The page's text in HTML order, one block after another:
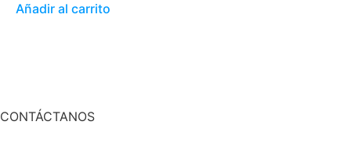
Añadir al carrito
CONTÁCTANOS